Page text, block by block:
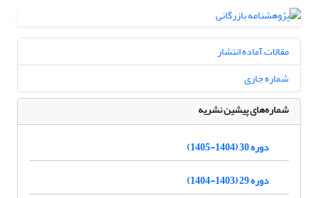
مقالات آماده انتشار
شماره جاری
شماره‌های پیشین نشریه
دوره 30 (1404-1405)
دوره 29 (1403-1404)